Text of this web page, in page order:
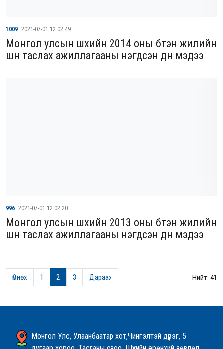
1009 2021-07-01 12:02:49
Монгол улсын шүүхийн 2014 оны бүтэн жилийн
шүүн таслах ажиллагааны нэгдсэн дүн мэдээ
996 2021-07-01 12:02:20
Монгол улсын шүүхийн 2013 оны бүтэн жилийн
шүүн таслах ажиллагааны нэгдсэн дүн мэдээ
Өмнөх 1 2 3 Дараах Нийт: 41
Монгол Улс, Улаанбаатар хот,Чингэлтэй дүүрэг, 5